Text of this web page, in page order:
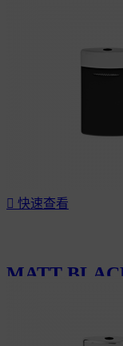
 快速查看
MATT